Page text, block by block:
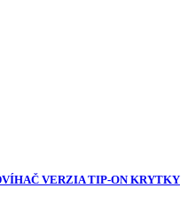
VERZIA TIP-ON KRYTKY